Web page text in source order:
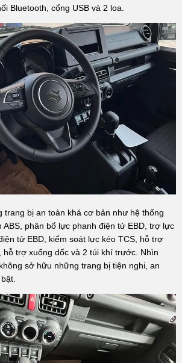
Bluetooth, cổng USB và 2 loa.
trang bị an toàn khá cơ bản như hệ thống
ABS, phân bổ lực phanh điện tử EBD, trợ lực
tử EBD, kiểm soát lực kéo TCS, hỗ trợ
hỗ trợ xuống dốc và 2 túi khí trước. Nhìn
sở hữu những trang bị tiện nghi, an